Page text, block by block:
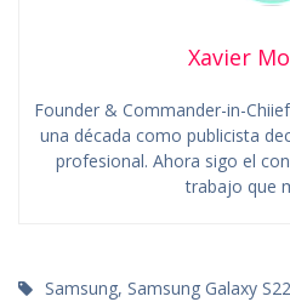
Xavier
Founder & Commander-in-
una década como publicista
profesional. Ahora sigo el
trabajo que
Samsung, Samsung Galaxy S22